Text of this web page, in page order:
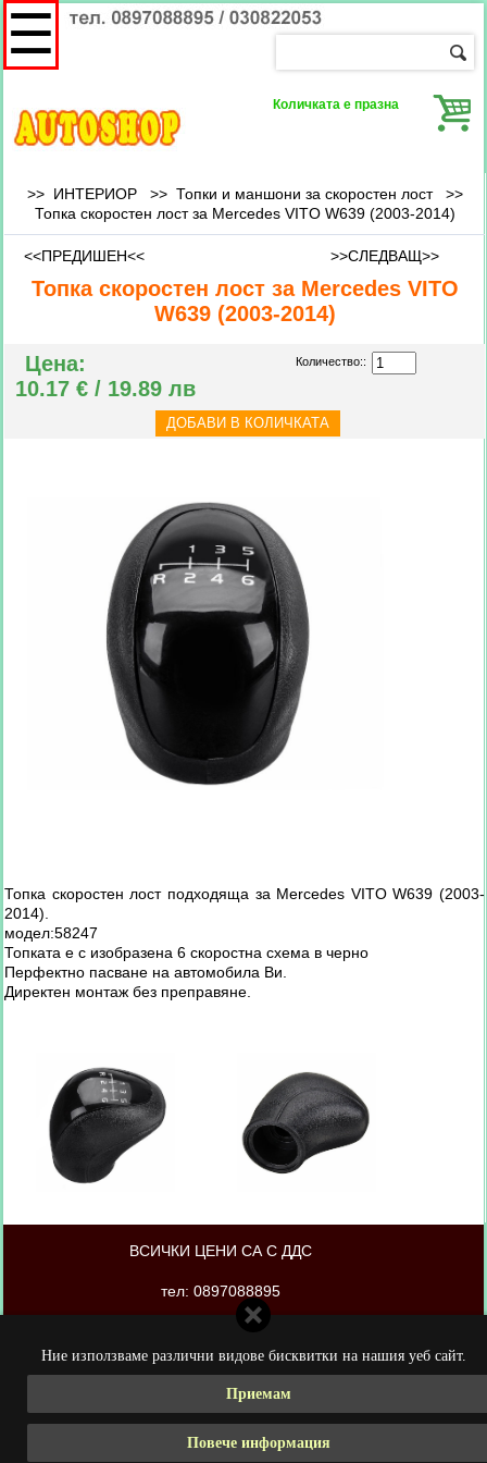
Ние използваме различни видове бисквитки на нашия уеб сайт.
Приемам
Повече информация
Количката е празна
☰
>> ИНТЕРИОР >> Топки и маншони за скоростен лост>>
Топка скоростен лост за Mercedes VITO W639 (2003-2014)
<<ПРЕДИШЕН<< >>СЛЕДВАЩ>>
Топка скоростен лост за Mercedes VITO
W639 (2003-2014)
Цена:
10.17 € / 19.89 лв
Количество::
Топка скоростен лост подходяща за Mercedes VITO W639 (2003-
2014).
модел:58247
Топката е с изобразена 6 скоростна схема в черно
Перфектно пасване на автомобила Ви.
Директен монтаж без преправяне.
ВСИЧКИ ЦЕНИ СА С ДДС
тел: 0897088895